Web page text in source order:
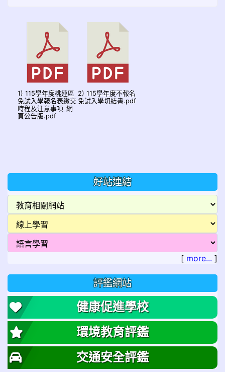
1) 115學年度桃連區
免試入學報名表繳交
時程及注意事項_網
頁公告版.pdf
2) 115學年度不報名
免試入學切結書.pdf
好站連結
[ more... ]
評鑑網站
健康促進學校
環境教育評鑑
交通安全評鑑